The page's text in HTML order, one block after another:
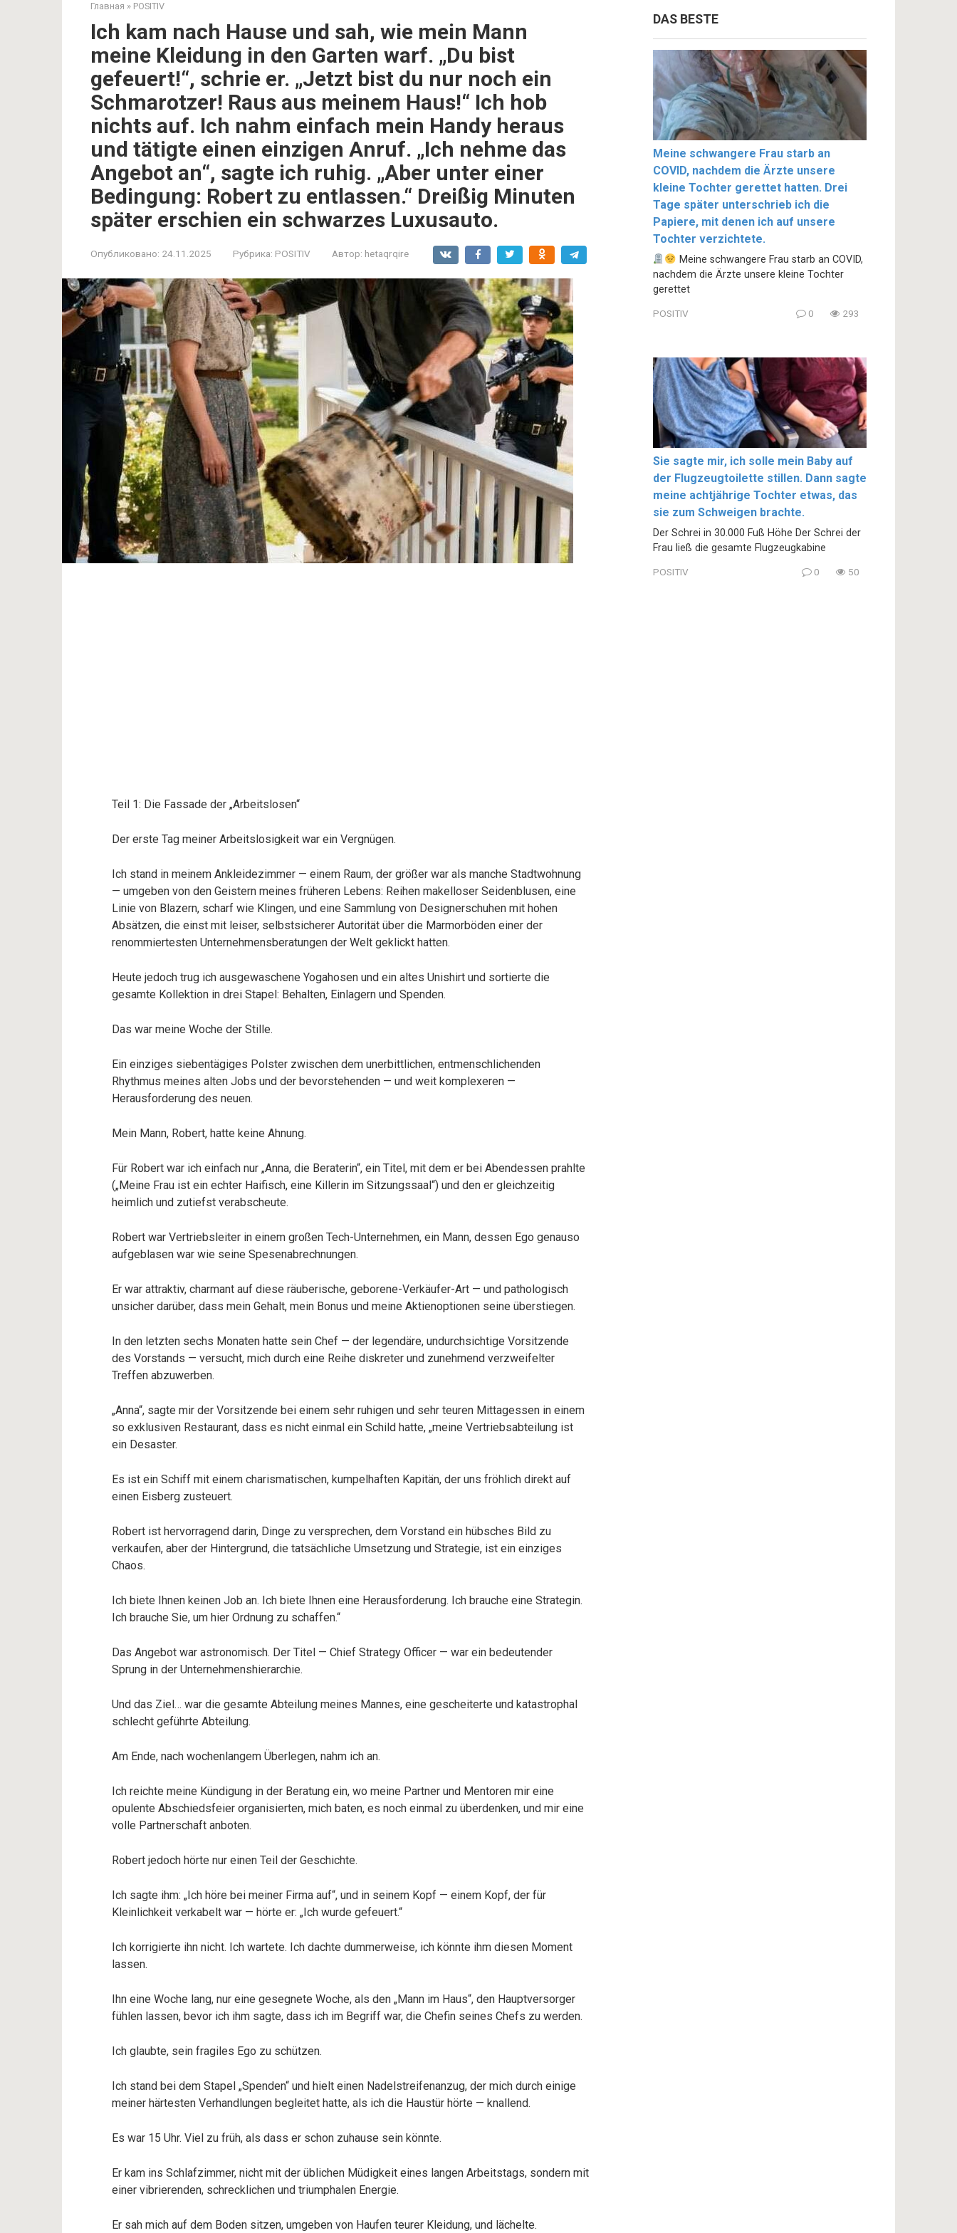
Главная » POSITIV
Ich kam nach Hause und sah, wie mein Mann
meine Kleidung in den Garten warf. „Du bist
gefeuert!“, schrie er. „Jetzt bist du nur noch ein
Schmarotzer! Raus aus meinem Haus!“ Ich hob
nichts auf. Ich nahm einfach mein Handy heraus
und tätigte einen einzigen Anruf. „Ich nehme das
Angebot an“, sagte ich ruhig. „Aber unter einer
Bedingung: Robert zu entlassen.“ Dreißig Minuten
später erschien ein schwarzes Luxusauto.
Опубликовано: 24.11.2025 Рубрика: POSITIV Автор: hetaqrqire
Teil 1: Die Fassade der „Arbeitslosen“
Der erste Tag meiner Arbeitslosigkeit war ein Vergnügen.
Ich stand in meinem Ankleidezimmer — einem Raum, der größer war als manche Stadtwohnung
— umgeben von den Geistern meines früheren Lebens: Reihen makelloser Seidenblusen, eine
Linie von Blazern, scharf wie Klingen, und eine Sammlung von Designerschuhen mit hohen
Absätzen, die einst mit leiser, selbstsicherer Autorität über die Marmorböden einer der
renommiertesten Unternehmensberatungen der Welt geklickt hatten.
Heute jedoch trug ich ausgewaschene Yogahosen und ein altes Unishirt und sortierte die
gesamte Kollektion in drei Stapel: Behalten, Einlagern und Spenden.
Das war meine Woche der Stille.
Ein einziges siebentägiges Polster zwischen dem unerbittlichen, entmenschlichenden
Rhythmus meines alten Jobs und der bevorstehenden — und weit komplexeren —
Herausforderung des neuen.
Mein Mann, Robert, hatte keine Ahnung.
Für Robert war ich einfach nur „Anna, die Beraterin“, ein Titel, mit dem er bei Abendessen prahlte
(„Meine Frau ist ein echter Haifisch, eine Killerin im Sitzungssaal“) und den er gleichzeitig
heimlich und zutiefst verabscheute.
Robert war Vertriebsleiter in einem großen Tech-Unternehmen, ein Mann, dessen Ego genauso
aufgeblasen war wie seine Spesenabrechnungen.
Er war attraktiv, charmant auf diese räuberische, geborene-Verkäufer-Art — und pathologisch
unsicher darüber, dass mein Gehalt, mein Bonus und meine Aktienoptionen seine überstiegen.
In den letzten sechs Monaten hatte sein Chef — der legendäre, undurchsichtige Vorsitzende
des Vorstands — versucht, mich durch eine Reihe diskreter und zunehmend verzweifelter
Treffen abzuwerben.
„Anna“, sagte mir der Vorsitzende bei einem sehr ruhigen und sehr teuren Mittagessen in einem
so exklusiven Restaurant, dass es nicht einmal ein Schild hatte, „meine Vertriebsabteilung ist
ein Desaster.
Es ist ein Schiff mit einem charismatischen, kumpelhaften Kapitän, der uns fröhlich direkt auf
einen Eisberg zusteuert.
Robert ist hervorragend darin, Dinge zu versprechen, dem Vorstand ein hübsches Bild zu
verkaufen, aber der Hintergrund, die tatsächliche Umsetzung und Strategie, ist ein einziges
Chaos.
Ich biete Ihnen keinen Job an. Ich biete Ihnen eine Herausforderung. Ich brauche eine Strategin.
Ich brauche Sie, um hier Ordnung zu schaffen.“
Das Angebot war astronomisch. Der Titel — Chief Strategy Officer — war ein bedeutender
Sprung in der Unternehmenshierarchie.
Und das Ziel… war die gesamte Abteilung meines Mannes, eine gescheiterte und katastrophal
schlecht geführte Abteilung.
Am Ende, nach wochenlangem Überlegen, nahm ich an.
Ich reichte meine Kündigung in der Beratung ein, wo meine Partner und Mentoren mir eine
opulente Abschiedsfeier organisierten, mich baten, es noch einmal zu überdenken, und mir eine
volle Partnerschaft anboten.
Robert jedoch hörte nur einen Teil der Geschichte.
Ich sagte ihm: „Ich höre bei meiner Firma auf“, und in seinem Kopf — einem Kopf, der für
Kleinlichkeit verkabelt war — hörte er: „Ich wurde gefeuert.“
Ich korrigierte ihn nicht. Ich wartete. Ich dachte dummerweise, ich könnte ihm diesen Moment
lassen.
Ihn eine Woche lang, nur eine gesegnete Woche, als den „Mann im Haus“, den Hauptversorger
fühlen lassen, bevor ich ihm sagte, dass ich im Begriff war, die Chefin seines Chefs zu werden.
Ich glaubte, sein fragiles Ego zu schützen.
Ich stand bei dem Stapel „Spenden“ und hielt einen Nadelstreifenanzug, der mich durch einige
meiner härtesten Verhandlungen begleitet hatte, als ich die Haustür hörte — knallend.
Es war 15 Uhr. Viel zu früh, als dass er schon zuhause sein könnte.
Er kam ins Schlafzimmer, nicht mit der üblichen Müdigkeit eines langen Arbeitstags, sondern mit
einer vibrierenden, schrecklichen und triumphalen Energie.
Er sah mich auf dem Boden sitzen, umgeben von Haufen teurer Kleidung, und lächelte.
DAS BESTE
Meine schwangere Frau starb an
COVID, nachdem die Ärzte unsere
kleine Tochter gerettet hatten. Drei
Tage später unterschrieb ich die
Papiere, mit denen ich auf unsere
Tochter verzichtete.
Meine schwangere Frau starb an COVID,
nachdem die Ärzte unsere kleine Tochter
gerettet
POSITIV 0 293
Sie sagte mir, ich solle mein Baby auf
der Flugzeugtoilette stillen. Dann sagte
meine achtjährige Tochter etwas, das
sie zum Schweigen brachte.
Der Schrei in 30.000 Fuß Höhe Der Schrei der
Frau ließ die gesamte Flugzeugkabine
POSITIV 0 50